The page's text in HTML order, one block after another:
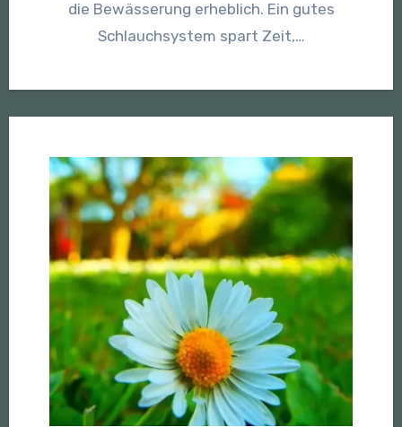
die Bewässerung erheblich. Ein gutes
Schlauchsystem spart Zeit,…